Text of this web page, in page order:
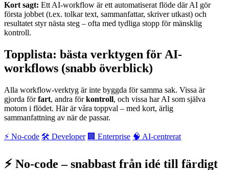
Kort sagt: Ett AI-workflow är ett automatiserat flöde där AI gör
första jobbet (t.ex. tolkar text, sammanfattar, skriver utkast) och
resultatet styr nästa steg – ofta med tydliga stopp för mänsklig
kontroll.
Topplista: bästa verktygen för AI-
workflows (snabb överblick)
Alla workflow-verktyg är inte byggda för samma sak. Vissa är
gjorda förfart, andra förkontroll, och vissa har AI som själva
motorn i flödet. Här är våra toppval – med kort, ärlig
sammanfattning av när de passar.
⚡ No-code 🛠️ Developer 🏢 Enterprise 🧠 AI-centrerat
⚡ No-code – snabbast från idé till färdigt